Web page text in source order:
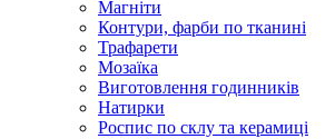
Магніти
Контури, фарби по тканині
Трафарети
Мозаїка
Виготовлення годинників
Натирки
Роспис по склу та керамиці